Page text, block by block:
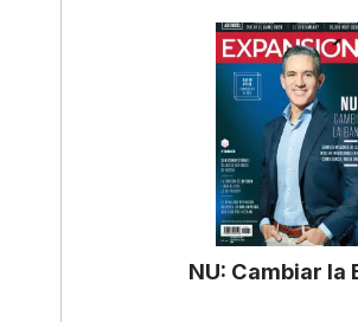
NU: Cambiar la